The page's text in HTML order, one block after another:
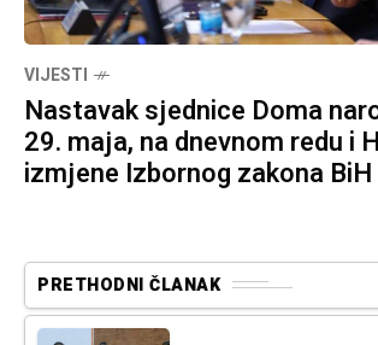
VIJESTI
Nastavak sjednice Doma
29. maja, na dnevnom redu i
izmjene Izbornog zakona BiH
PRETHODNI ČLANAK